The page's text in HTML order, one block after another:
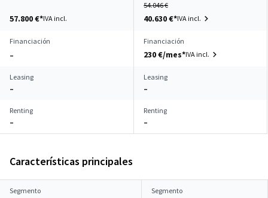
57.800 €*IVA incl.
54.046 €
40.630 €*IVA incl.
Financiación
–
Financiación
230 €/mes*IVA incl.
Leasing
–
Leasing
–
Renting
–
Renting
–
Características principales
Segmento Segmento